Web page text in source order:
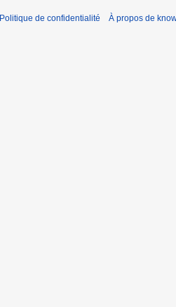
Politique de confidentialité À propos de